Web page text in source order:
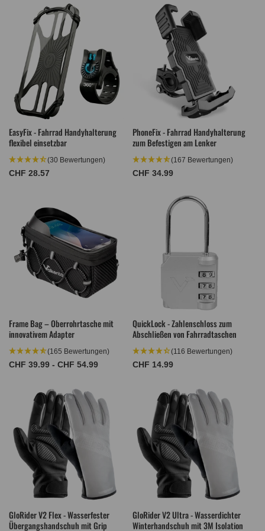
EasyFix - Fahrrad Handyhalterung
flexibel einsetzbar
(30 Bewertungen)
Normaler
CHF 28.57
PhoneFix - Fahrrad Handyhalterung
zum Befestigen am Lenker
(167 Bewertungen)
Normaler
CHF 34.99
Frame Bag – Oberrohrtasche mit
innovativem Adapter
(165 Bewertungen)
Normaler
CHF 39.99 - CHF 54.99
QuickLock - Zahlenschloss zum
Abschließen von Fahrradtaschen
(116 Bewertungen)
Normaler
CHF 14.99
GloRider V2 Flex - Wasserfester
Übergangshandschuh mit Grip
GloRider V2 Ultra - Wasserdichter
Winterhandschuh mit 3M Isolation